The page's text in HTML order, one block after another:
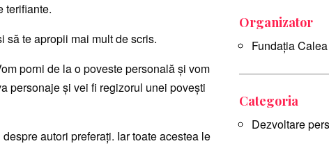
terifiante.
să te apropii mai mult de scris.
porni de la o poveste personală şi vom
personaje şi vei fi regizorul unei poveşti
autori preferaţi. Iar toate acestea le
Organizator
Fundația
Categoria
Dezvoltare